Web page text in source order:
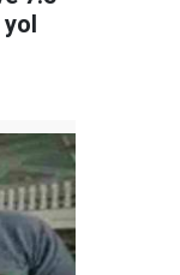
yol